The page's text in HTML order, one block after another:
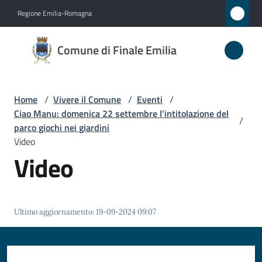
Regione Emilia-Romagna
Comune di Finale Emilia
Comune
di
Emilia
Amministrazione
Novità
Servizi
Home / Vivere il Comune / Eventi /
Ciao Manu: domenica 22 settembre l'intitolazione del
parco giochi nei giardini
/
Video
Video
Ultimo aggiornamento:19-09-2024 09:07